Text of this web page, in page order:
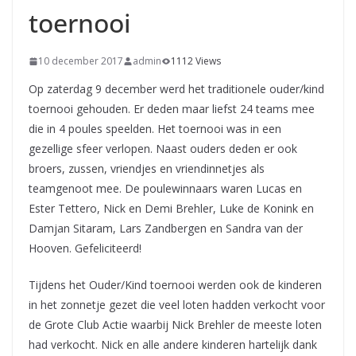
toernooi
10 december 2017 admin 1112 Views
Op zaterdag 9 december werd het traditionele ouder/kind
toernooi gehouden. Er deden maar liefst 24 teams mee
die in 4 poules speelden. Het toernooi was in een
gezellige sfeer verlopen. Naast ouders deden er ook
broers, zussen, vriendjes en vriendinnetjes als
teamgenoot mee. De poulewinnaars waren Lucas en
Ester Tettero, Nick en Demi Brehler, Luke de Konink en
Damjan Sitaram, Lars Zandbergen en Sandra van der
Hooven. Gefeliciteerd!
Tijdens het Ouder/Kind toernooi werden ook de kinderen
in het zonnetje gezet die veel loten hadden verkocht voor
de Grote Club Actie waarbij Nick Brehler de meeste loten
had verkocht. Nick en alle andere kinderen hartelijk dank